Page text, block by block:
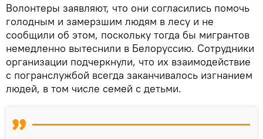
Волонтеры заявляют, что они согласились помочь
голодным и замерзшим людям в лесу и не
сообщили об этом, поскольку тогда бы мигрантов
немедленно вытеснили в Белоруссию. Сотрудники
организации подчеркнули, что их взаимодействие
с погранслужбой всегда заканчивалось изгнанием
людей, в том числе семей с детьми.